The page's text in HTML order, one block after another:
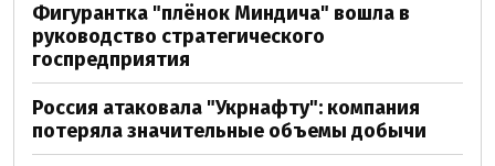
Фигурантка "плёнок Миндича" вошла в
руководство стратегического
госпредприятия
Россия атаковала "Укрнафту": компания
потеряла значительные объемы добычи